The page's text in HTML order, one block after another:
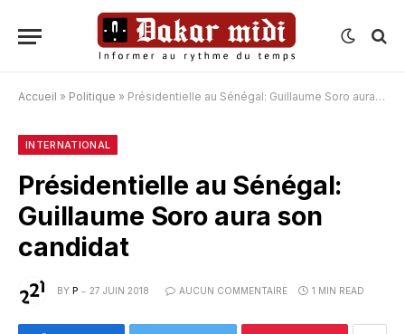
Accueil » Politique » Présidentielle au Sénégal: Guillaume Soro aura son candidat
INTERNATIONAL
Présidentielle au Sénégal:
Guillaume Soro aura son
candidat
BY P 27 JUIN 2018 AUCUN COMMENTAIRE 1 MIN READ